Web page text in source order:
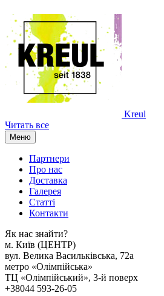
Kreul
Читать все
Меню
Партнери
Про нас
Доставка
Галерея
Статтi
Контакти
Як наc знайти?
м. Киïв (ЦЕНТР)
вул. Велика Васильківська, 72а
метро «Олімпійська»
ТЦ «Олімпійський», 3-й поверх
+38044 593-26-05